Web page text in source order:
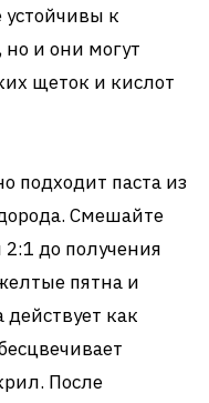
к
и они могут
щеток и кислот
подходит паста из
Смешайте
до получения
пятна и
действует как
После